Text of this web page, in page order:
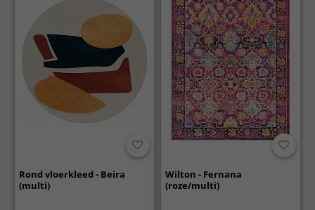
Rond vloerkleed - Beira
(multi)
Wilton - Fernana
(roze/multi)